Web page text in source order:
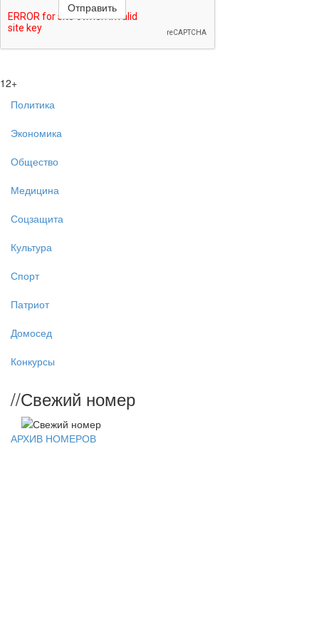
12+
Политика
Экономика
Общество
Медицина
Соцзащита
Культура
Спорт
Патриот
Домосед
Конкурсы
//Свежий номер
АРХИВ НОМЕРОВ